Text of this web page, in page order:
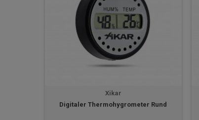
Xikar
Digitaler Thermohygrometer Rund